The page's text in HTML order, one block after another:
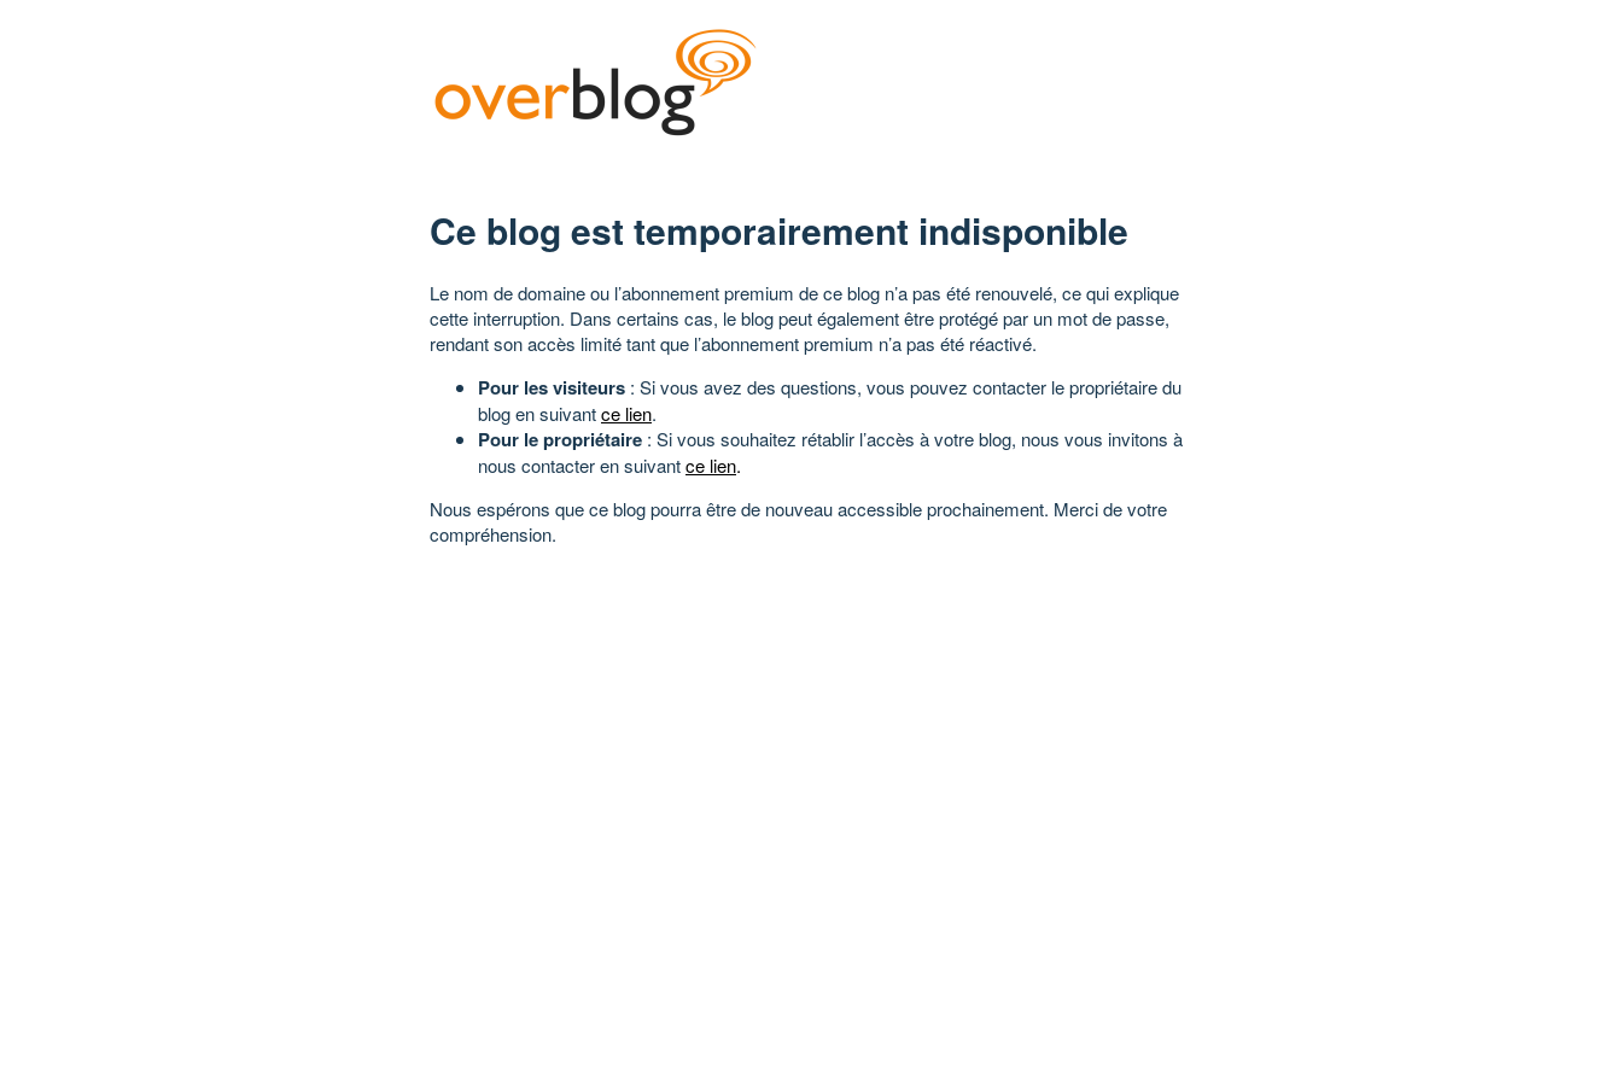
Ce blog est temporairement indisponible
Le nom de domaine ou l’abonnement premium de ce blog n’a pas été renouvelé, ce qui explique
cette interruption. Dans certains cas, le blog peut également être protégé par un mot de passe,
rendant son accès limité tant que l’abonnement premium n’a pas été réactivé.
Pour les visiteurs : Si vous avez des questions, vous pouvez contacter le propriétaire du
blog en suivantce lien.
Pour le propriétaire : Si vous souhaitez rétablir l’accès à votre blog, nous vous invitons à
nous contacter en suivantce lien.
Nous espérons que ce blog pourra être de nouveau accessible prochainement. Merci de votre
compréhension.